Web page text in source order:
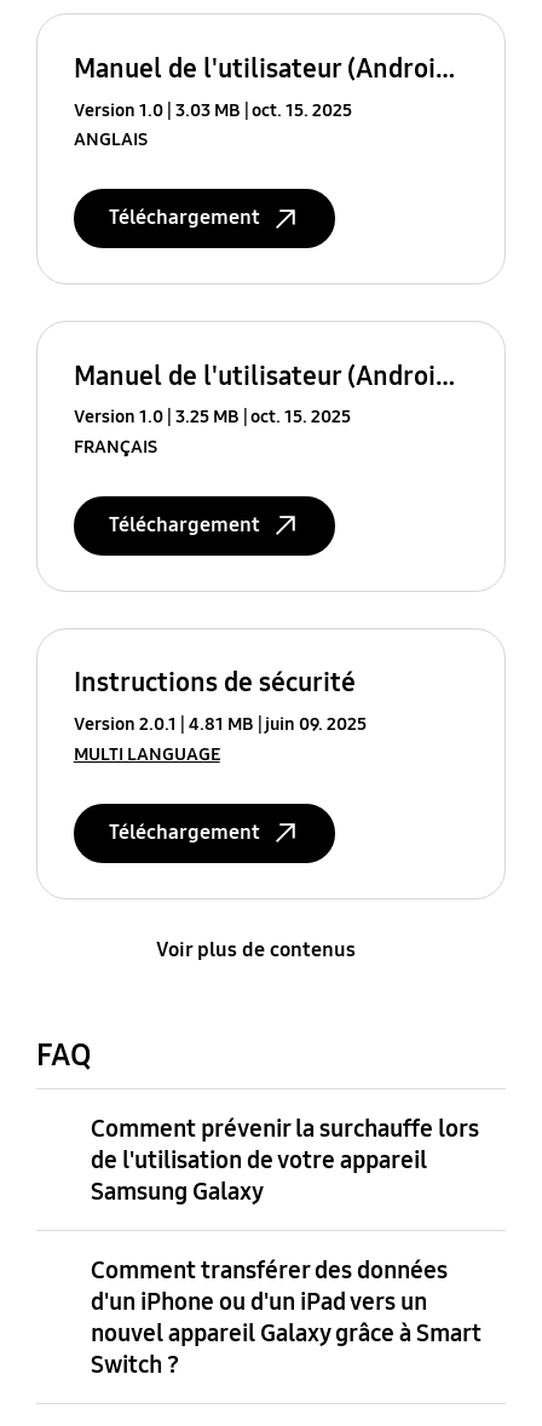
Manuel de l'utilisateur (Android 16 (B))
Version 1.0 3.03 MB oct. 15. 2025
ANGLAIS
Téléchargement
Manuel de l'utilisateur (Android 16 (B))
Version 1.0 3.25 MB oct. 15. 2025
FRANÇAIS
Téléchargement
Instructions de sécurité
Version 2.0.1 4.81 MB
juin 09. 2025
MULTI LANGUAGE
Téléchargement
Voir plus de contenus
FAQ
Comment prévenir la surchauffe lors
de l'utilisation de votre appareil
Samsung Galaxy
Comment transférer des données
d'un iPhone ou d'un iPad vers un
nouvel appareil Galaxy grâce à Smart
Switch ?